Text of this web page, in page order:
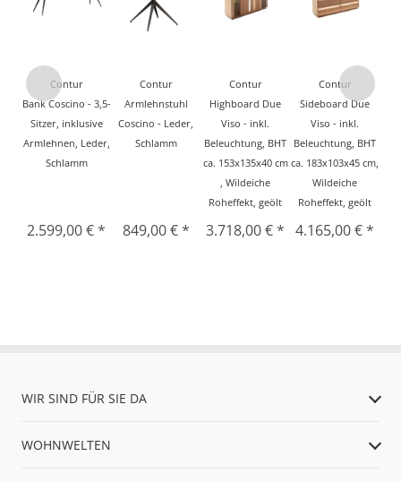
Contur
Bank Coscino - 3,5-
Sitzer, inklusive
Armlehnen, Leder,
Schlamm
2.599,00 € *
Contur
Armlehnstuhl
Coscino - Leder,
Schlamm
849,00 € *
Contur
Highboard Due
Viso - inkl.
Beleuchtung, BHT
ca. 153x135x40 cm
, Wildeiche
Roheffekt, geölt
3.718,00 € *
Contur
Sideboard Due
Viso - inkl.
Beleuchtung, BHT
ca. 183x103x45 cm,
Wildeiche
Roheffekt, geölt
4.165,00 € *
WIR SIND FÜR SIE DA
WOHNWELTEN